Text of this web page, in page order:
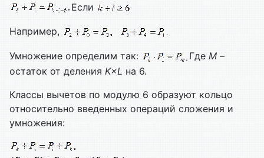
Если
Например,
Умножение определим так: Где M –
остаток от деления K×L на 6.
Классы вычетов по модулю 6 образуют кольцо
относительно введенных операций сложения и
умножения: